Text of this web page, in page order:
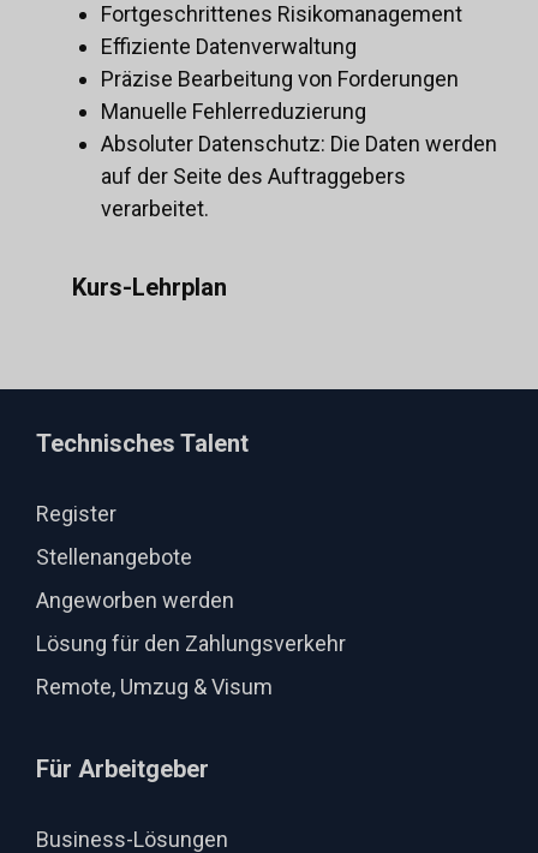
Fortgeschrittenes Risikomanagement
Effiziente Datenverwaltung
Präzise Bearbeitung von Forderungen
Manuelle Fehlerreduzierung
Absoluter Datenschutz: Die Daten werden
auf der Seite des Auftraggebers
verarbeitet.
Kurs-Lehrplan
Technisches Talent
Register
Stellenangebote
Angeworben werden
Lösung für den Zahlungsverkehr
Remote, Umzug & Visum
Für Arbeitgeber
Business-Lösungen